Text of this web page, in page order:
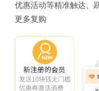
优惠活动等精准触达、
更多复购